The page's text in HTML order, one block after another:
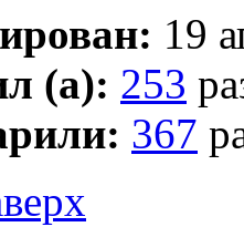
19
(а): 253
367